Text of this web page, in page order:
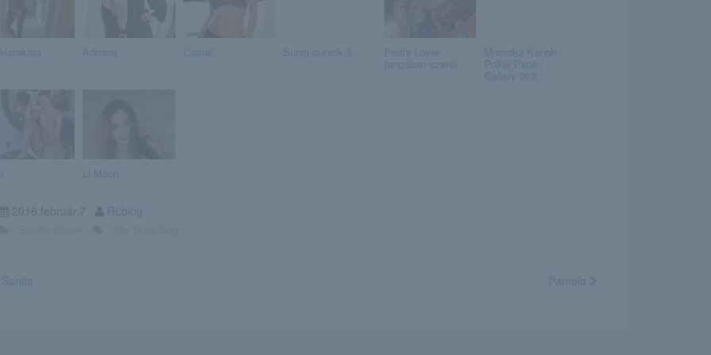
Adriana Carnal Sunci-puncik 3 Petite Lover
tangában szerel
Momoka Kanoh /
Poker Face /
Gallery 002
Li Moon
RLblog
Sanita Pamela